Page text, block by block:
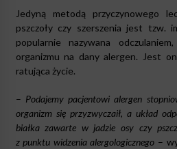
Jedyną metodą przyczynowego
pszczoły czy szerszenia jest tzw.
popularnie nazywana
organizmu na dany alergen. Jest
ratująca życie.
– Podajemy pacjentowi alergen
organizm się przyzwyczaił, a układ
białka zawarte w jadzie osy czy
z punktu widzenia alergologicznego –